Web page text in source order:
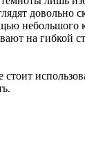
довольно
на гибкой